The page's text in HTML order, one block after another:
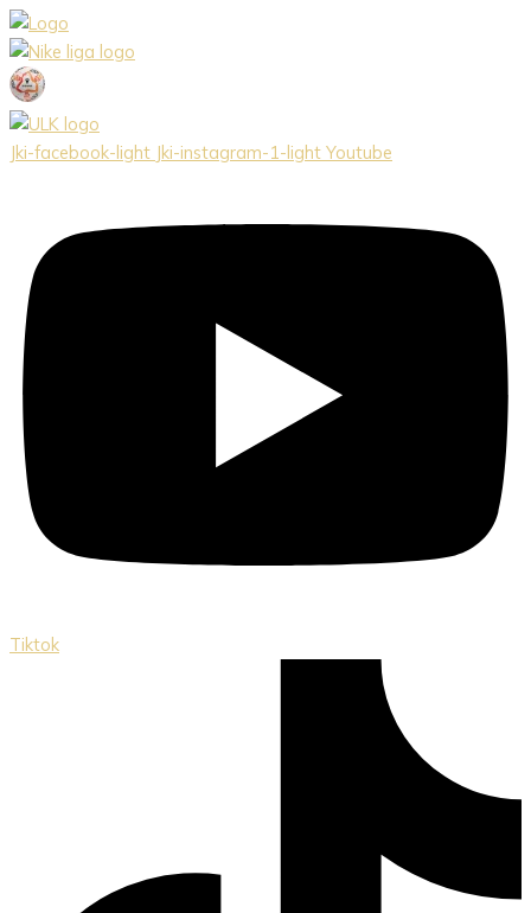
Preskočiť
na
obsah
Jki-facebook-light Jki-instagram-1-light Youtube
Tiktok